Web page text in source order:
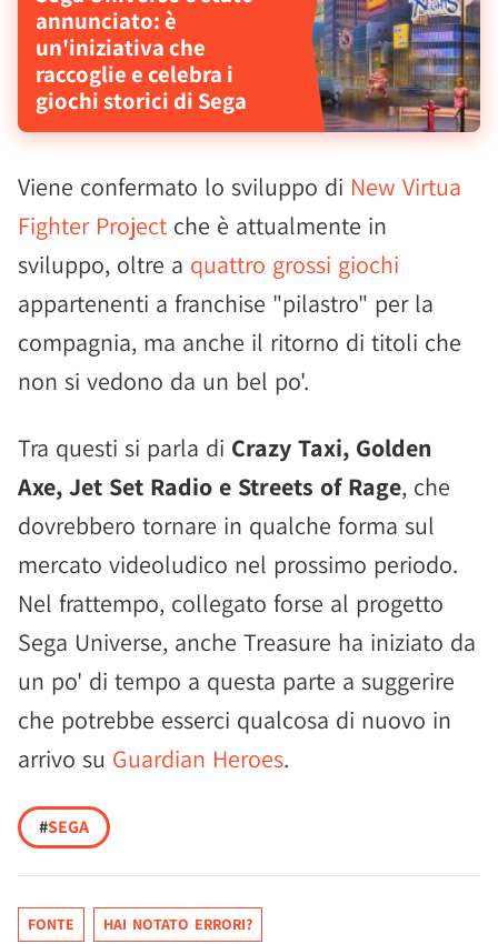
annunciato: è
un'iniziativa che
raccoglie e celebra i
giochi storici di Sega
Viene confermato lo sviluppo di New Virtua
Fighter Project che è attualmente in
sviluppo, oltre a quattro grossi giochi
appartenenti a franchise "pilastro" per la
compagnia, ma anche il ritorno di titoli che
non si vedono da un bel po'.
Tra questi si parla di Crazy Taxi, Golden
Axe, Jet Set Radio e Streets of Rage, che
dovrebbero tornare in qualche forma sul
mercato videoludico nel prossimo periodo.
Nel frattempo, collegato forse al progetto
Sega Universe, anche Treasure ha iniziato da
un po' di tempo a questa parte a suggerire
che potrebbe esserci qualcosa di nuovo in
arrivo su Guardian Heroes.
#SEGA
FONTE HAI NOTATO ERRORI?